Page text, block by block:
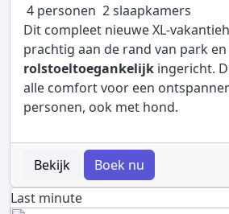
4 personen 2 slaapkamers
Dit compleet nieuwe XL-
prachtig aan de rand van park
rolstoeltoegankelijk ingericht.
alle comfort voor een
personen, ook met hond.
Bekijk
Boek nu
Last minute